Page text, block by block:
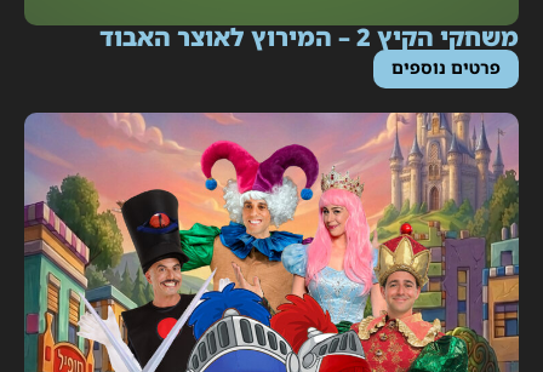
הקיץ 2 – המירוץ לאוצר האבוד
פרטים נוספים